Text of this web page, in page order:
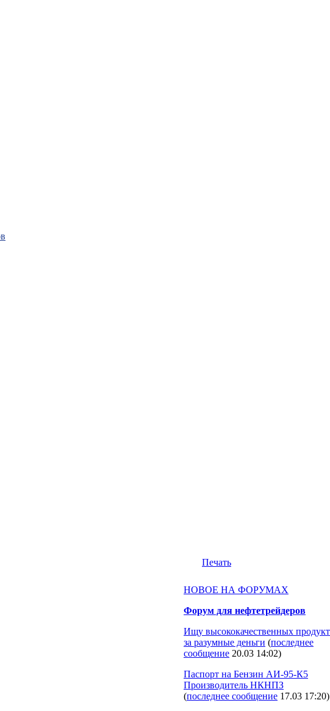
Печать
НОВОЕ НА ФОРУМАХ
Форум для нефтетрейдеров
Ищу высококачественных продукт
за разумные деньги (последнее
сообщение 20.03 14:02)
Паспорт на Бензин АИ-95-К5
Производитель НКНПЗ
(последнее сообщение 17.03 17:20)